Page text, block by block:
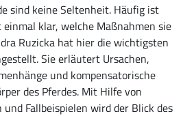
sind keine Seltenheit. Häufig ist
klar, welche Maßnahmen sie
Ruzicka hat hier die wichtigsten
Sie erläutert Ursachen,
und kompensatorische
des Pferdes. Mit Hilfe von
Fallbeispielen wird der Blick des